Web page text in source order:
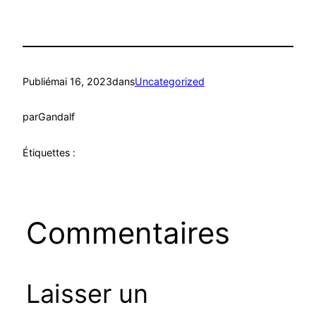
Publiémai 16, 2023dansUncategorized
parGandalf
Étiquettes :
Commentaires
Laisser un